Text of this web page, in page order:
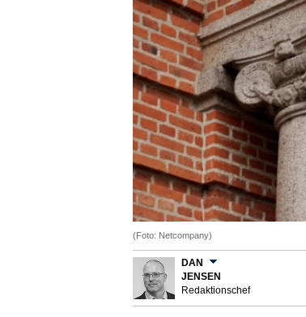
(Foto: Netcompany)
DAN
JENSEN
Redaktionschef